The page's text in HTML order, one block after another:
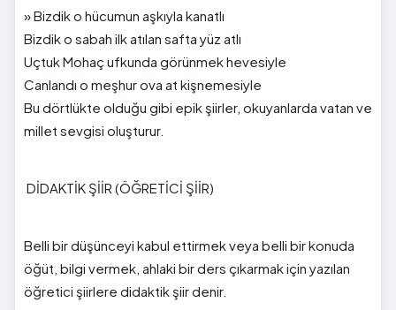
» Bizdik o hücumun aşkıyla kanatlı
Bizdik o sabah ilk atılan safta yüz atlı
Uçtuk Mohaç ufkunda görünmek hevesiyle
Canlandı o meşhur ova at kişnemesiyle
Bu dörtlükte olduğu gibi epik şiirler, okuyanlarda vatan ve
millet sevgisi oluşturur.
DİDAKTİK ŞİİR (ÖĞRETİCİ ŞİİR)
Belli bir düşünceyi kabul ettirmek veya belli bir konuda
öğüt, bilgi vermek, ahlaki bir ders çıkarmak için yazılan
öğretici şiirlere didaktik şiir denir.